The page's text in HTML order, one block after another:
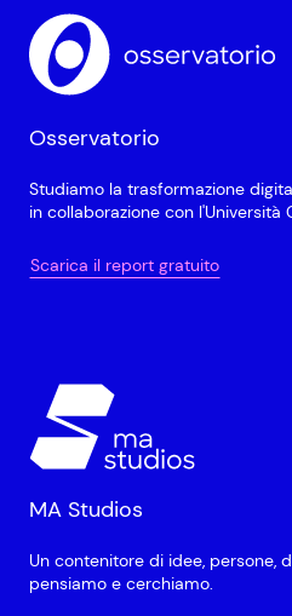
Osservatorio
Studiamo la trasformazione
in collaborazione con l'Università
Scarica il report gratuito
MA Studios
Un contenitore di idee, persone,
pensiamo e cerchiamo.